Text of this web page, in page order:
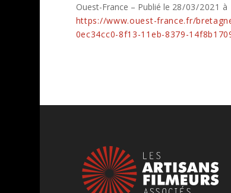
Ouest-France – Publié le 28/03/2021 à
https://www.ouest-france.fr/
0ec34cc0-8f13-11eb-8379-